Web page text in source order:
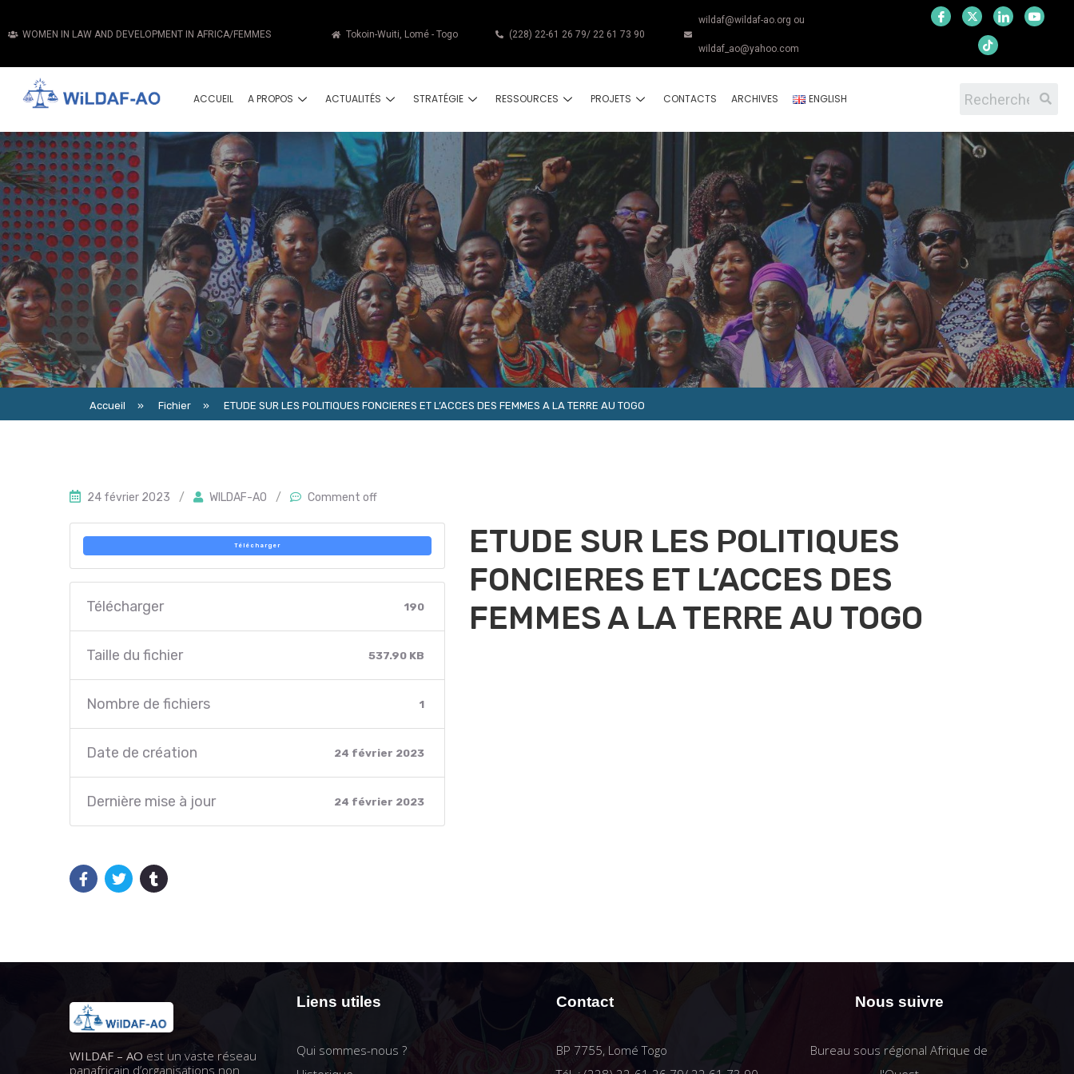
WOMEN IN LAW AND DEVELOPMENT IN AFRICA/FEMMES Tokoin-Wuiti, Lomé - Togo (228) 22-61 26 79/ 22 61 73 90
wildaf@wildaf-ao.org ou
wildaf_ao@yahoo.com
ACCUEIL A PROPOS ACTUALITÉS STRATÉGIE RESSOURCES PROJETS CONTACTS ARCHIVES ENGLISH
Accueil » Fichier » ETUDE SUR LES POLITIQUES FONCIERES ET L’ACCES DES FEMMES A LA TERRE AU TOGO
24 février 2023 / WILDAF-AO / Comment off
Télécharger
Télécharger 190
Taille du fichier 537.90 KB
Nombre de fichiers 1
Date de création 24 février 2023
Dernière mise à jour 24 février 2023
ETUDE SUR LES POLITIQUES
FONCIERES ET L’ACCES DES
FEMMES A LA TERRE AU TOGO
WILDAF – AO est un vaste réseau
panafricain d’organisations non
Liens utiles
Qui sommes-nous ?
Contact
BP 7755, Lomé Togo
Nous suivre
Bureau sous régional Afrique de